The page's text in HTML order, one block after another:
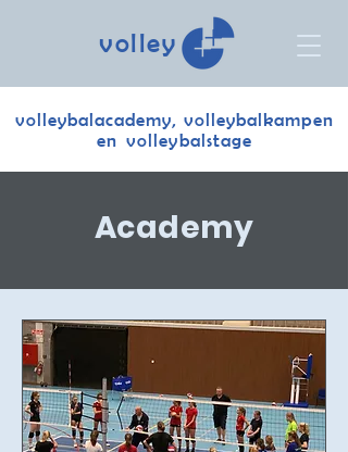
volley
volleybalacademy, volleybalkampen
en volleybalstage
Academy